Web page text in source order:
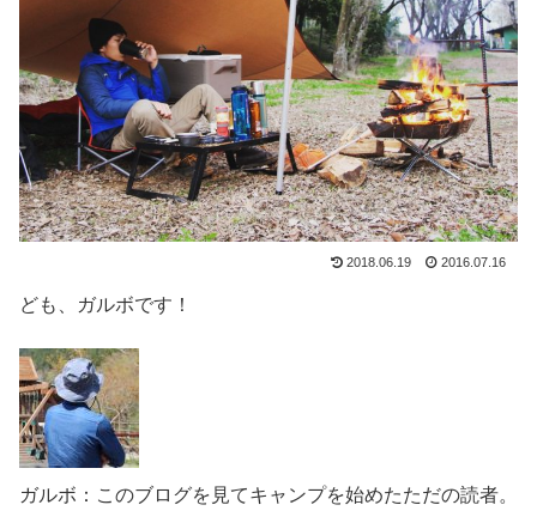
2018.06.19 2016.07.16
ども、ガルボです！
ガルボ：このブログを見てキャンプを始めたただの読者。